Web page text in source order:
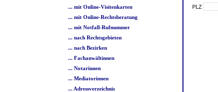
... mit Online-Visitenkarten
... mit Online-Rechtsberatung
... mit Notfall-Rufnummer
... nach Rechtsgebieten
... nach Bezirken
... Fachanwältinnen
... Notarinnen
... Mediatorinnen
... Adressverzeichnis
PLZ